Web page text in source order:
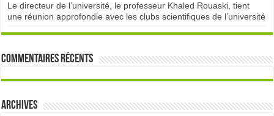
Le directeur de l’université, le professeur Khaled Rouaski, tient
une réunion approfondie avec les clubs scientifiques de l’université
Commentaires récents
Archives